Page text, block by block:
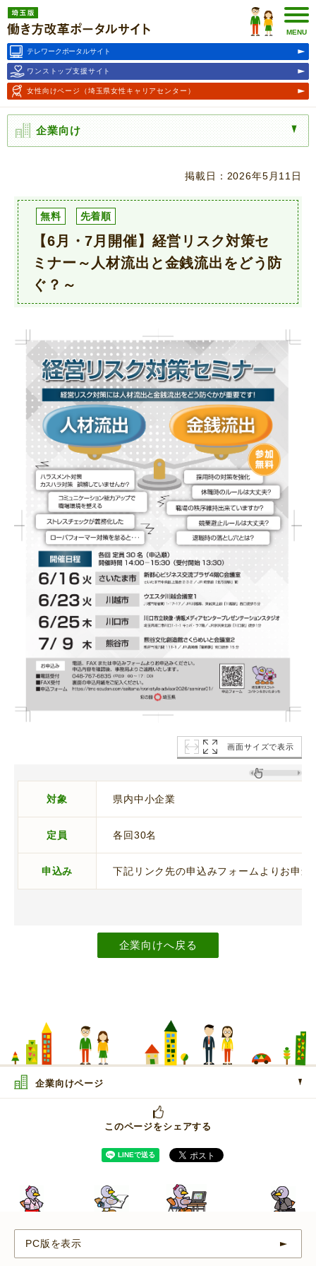
埼玉版働き方改革ポータルサ
イト
MENU
テレワークポータルサイト
ワンストップ支援サイト
女性向けページ （埼玉県女性キャリアセンター）
企業向け
掲載日：2026年5月11日
無料 先着順
【6月・7月開催】経営リスク対策セ
ミナー～人材流出と金銭流出をどう防
ぐ？～
画面サイズで表示
対象 県内中小企業
定員 各回30名
申込み 下記リンク先の申込みフォームよりお申込
企業向けへ戻る
企業向けページ
このページをシェアする
PC版を表示